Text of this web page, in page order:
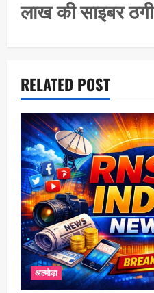
a
i
o
n
लाख की साइबर ठगी
RELATED POST
अल्मोड़ा